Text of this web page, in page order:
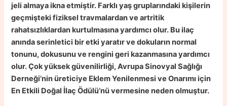
jeli almaya ikna etmiştir. Farklı yaş gruplarındaki kişilerin
geçmişteki fiziksel travmalardan ve artritik
rahatsızlıklardan kurtulmasına yardımcı olur. Bu ilaç
anında serinletici bir etki yaratır ve dokuların normal
tonunu, dokusunu ve rengini geri kazanmasına yardımcı
olur. Çok yüksek güvenilirliği, Avrupa Sinovyal Sağlığı
Derneği’nin üreticiye Eklem Yenilenmesi ve Onarımı için
En Etkili Doğal İlaç Ödülü’nü vermesine neden olmuştur.